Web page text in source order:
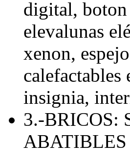
digital, boton
elevalunas
xenon,
insignia,
3.-BRICOS: